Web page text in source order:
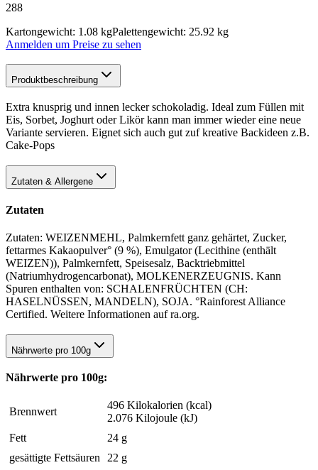
288
Kartongewicht: 1.08 kgPalettengewicht: 25.92 kg
Anmelden um Preise zu sehen
Produktbeschreibung
Extra knusprig und innen lecker schokoladig. Ideal zum Füllen mit
Eis, Sorbet, Joghurt oder Likör kann man immer wieder eine neue
Variante servieren. Eignet sich auch gut zuf kreative Backideen z.B.
Cake-Pops
Zutaten & Allergene
Zutaten
Zutaten: WEIZENMEHL, Palmkernfett ganz gehärtet, Zucker,
fettarmes Kakaopulver° (9 %), Emulgator (Lecithine (enthält
WEIZEN)), Palmkernfett, Speisesalz, Backtriebmittel
(Natriumhydrogencarbonat), MOLKENERZEUGNIS. Kann
Spuren enthalten von: SCHALENFRÜCHTEN (CH:
HASELNÜSSEN, MANDELN), SOJA. °Rainforest Alliance
Certified. Weitere Informationen auf ra.org.
Nährwerte pro 100g
Nährwerte pro 100g:
Brennwert
496 Kilokalorien (kcal)
2.076 Kilojoule (kJ)
Fett
24 g
gesättigte Fettsäuren
22 g